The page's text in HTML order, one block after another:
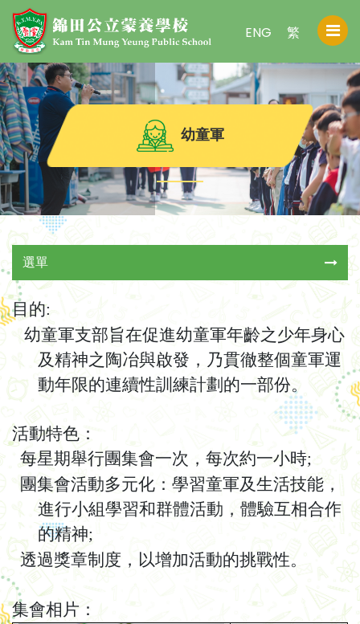
繁
ENG
幼童軍
選單
目的:
幼童軍支部旨在促進幼童軍年齡之少年身心
及精神之陶冶與啟發，乃貫徹整個童軍運
動年限的連續性訓練計劃的一部份。
活動特色：
每星期舉行團集會一次，每次約一小時;
團集會活動多元化：學習童軍及生活技能，
進行小組學習和群體活動，體驗互相合作
的精神;
透過獎章制度，以增加活動的挑戰性。
集會相片：